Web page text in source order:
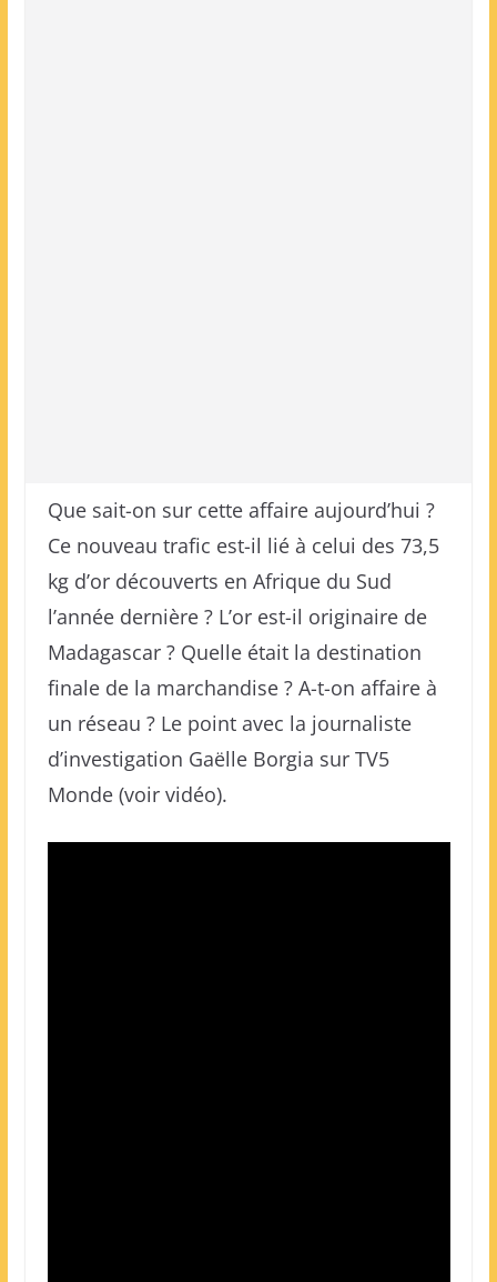
Que sait-on sur cette affaire aujourd’hui ?
Ce nouveau trafic est-il lié à celui des 73,5
kg d’or découverts en Afrique du Sud
l’année dernière ? L’or est-il originaire de
Madagascar ? Quelle était la destination
finale de la marchandise ? A-t-on affaire à
un réseau ? Le point avec la journaliste
d’investigation Gaëlle Borgia sur TV5
Monde (voir vidéo).